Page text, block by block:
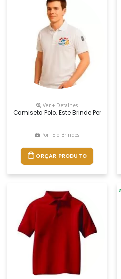
Ver + Detalhes
Camiseta Polo, Este Brinde
Por: Elo Brindes
ORÇAR PRODUTO